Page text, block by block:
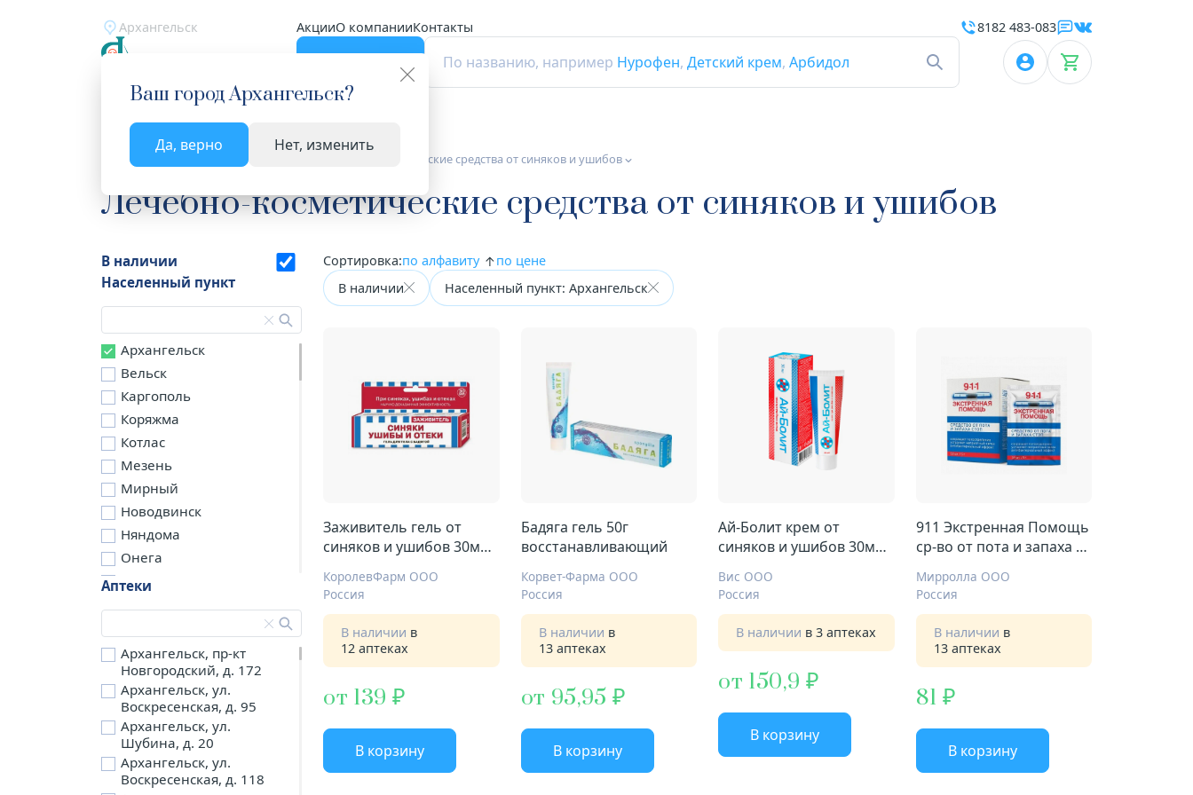
Архангельск АкцииО компанииКонтакты
По названию, например Нурофен, Детский крем, Арбидол
Ваш городАрхангельск?
Да, верно Нет, изменить
8182 483-083
Главная Каталог Косметика Лечебно-косметические средства от синяков и ушибов
Лечебно-косметические средства от синяков и ушибов
В наличии
Населенный пункт
Архангельск
Вельск
Каргополь
Коряжма
Котлас
Мезень
Мирный
Новодвинск
Няндома
Онега
Северодвинск
д. Бережная
д. Петариха
д. Согра
п. Березник
п. Боброво
п. Вычегодский
п. Двинской,
Аптеки
Архангельск, пр-кт
Новгородский, д. 172
Архангельск, ул.
Воскресенская, д. 95
Архангельск, ул.
Шубина, д. 20
Архангельск, ул.
Воскресенская, д. 118
Сортировка:по алфавиту
по цене
В наличии
Населенный пункт: Архангельск
Заживитель гель от
синяков и ушибов 30мл
КоролевФарм ООО
Россия
В наличии в
12 аптеках
от 139
В корзину
Бадяга гель 50г
восстанавливающий
Корвет-Фарма ООО
Россия
В наличии в
13 аптеках
от 95,95
В корзину
Ай-Болит крем от
синяков и ушибов 30мл
Вис ООО
Россия
В наличии в 3 аптеках
от 150,9
В корзину
911 Экстренная Помощь
ср-во от пота и запаха 5г
Мирролла ООО
Россия
В наличии в
13 аптеках
81
В корзину